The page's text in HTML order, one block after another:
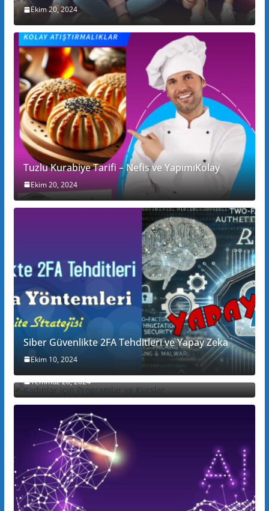
Ekim 20, 2024
Tuzlu Kurabiye Tarifi – Nefis ve YapımıKolay
Ekim 20, 2024
Siber Güvenlikte 2FA Tehditleri ve Yapay Zeka
Ekim 10, 2024
Kadınlar için Programlar ve Kurslar
Temmuz 20, 2024